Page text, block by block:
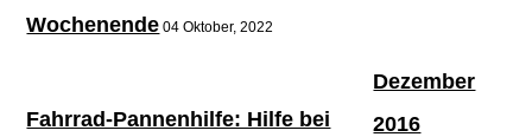
Wochenende 04 Oktober, 2022
Fahrrad-Pannenhilfe: Hilfe bei
Dezember
2016